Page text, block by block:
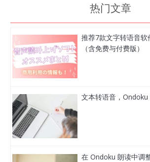
热门文章
推荐7款文字转语音
（含免费与付费版）
文本转语音，Ondoku
在 Ondoku 朗读中调